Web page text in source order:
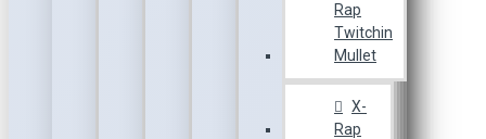
Rap
Twitchin
Mullet
X-
Rap